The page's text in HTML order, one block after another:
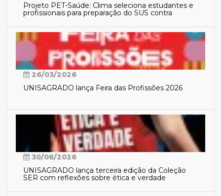
Projeto PET-Saúde: Clima seleciona estudantes e
profissionais para preparação do SUS contra
26/03/2026
UNISAGRADO lança Feira das Profissões 2026
30/06/2026
UNISAGRADO lança terceira edição da Coleção
SER com reflexões sobre ética e verdade